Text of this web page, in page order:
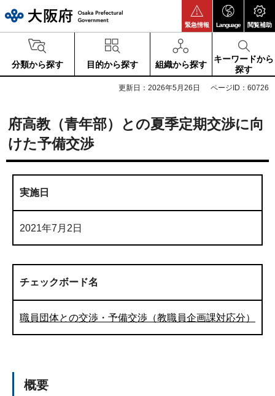
緊急情報 Language 閲覧補助
分類から探す 目的から探す 組織から探す
キーワードから
探す
更新日：2026年5月26日 ページID：60726
府高教（青年部）との夏季定期交渉に向
けた予備交渉
実施日
2021年7月2日
チェックボード名
職員団体との交渉・予備交渉（教職員企画課対応分）
概要